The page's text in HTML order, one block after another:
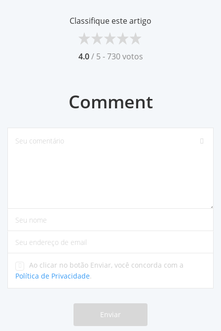
Classifique este artigo
4.0/ 5 - 730 votos
Comment
por favor insira comentários
Por favor, insira seu nome
digite o endereço de e-mail correto
Ao clicar no botão Enviar, você concorda com a
Política de Privacidade.
Enviar